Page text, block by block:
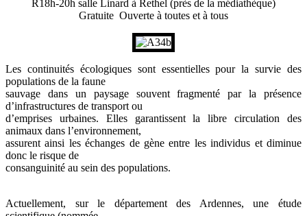
R18h-20h salle Linard à Rethel (près de la médiathèque)
Gratuite Ouverte à toutes et à tous
Les continuités écologiques sont essentielles pour la survie des
populations de la faune
sauvage dans un paysage souvent fragmenté par la présence
d’infrastructures de transport ou
d’emprises urbaines. Elles garantissent la libre circulation des
animaux dans l’environnement,
assurent ainsi les échanges de gène entre les individus et diminue
donc le risque de
consanguinité au sein des populations.
Actuellement, sur le département des Ardennes, une étude